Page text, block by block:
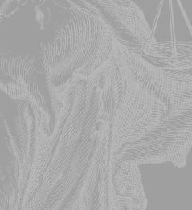
Agenda
Actualités
Boîte à outils
Boutique
Contact